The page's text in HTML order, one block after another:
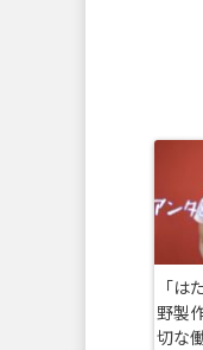
「は
野製
切な